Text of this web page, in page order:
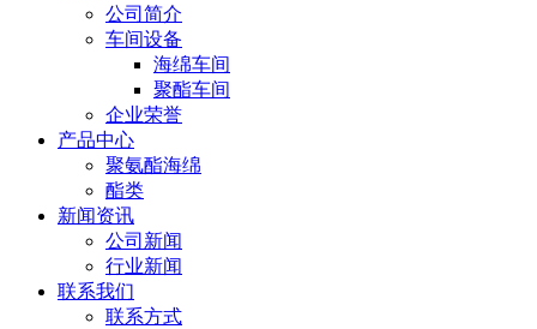
公司简介
车间设备
海绵车间
聚酯车间
企业荣誉
产品中心
聚氨酯海绵
酯类
新闻资讯
公司新闻
行业新闻
联系我们
联系方式